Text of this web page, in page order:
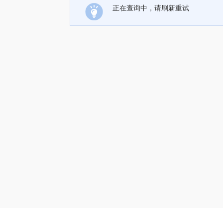
正在查询中，请刷新重试